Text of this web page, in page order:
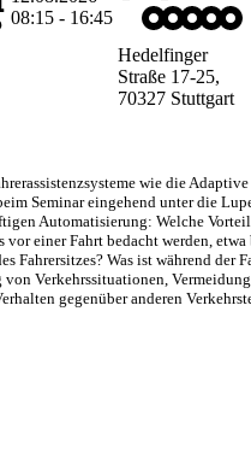
08:15 - 16:45
Hedelfinger
Straße 17-25,
70327 Stuttgart
wie die
Seminar eingehend unter die
Automatisierung: Welche
vor einer Fahrt bedacht werden,
Fahrersitzes? Was ist während der
Verkehrssituationen,
gegenüber anderen